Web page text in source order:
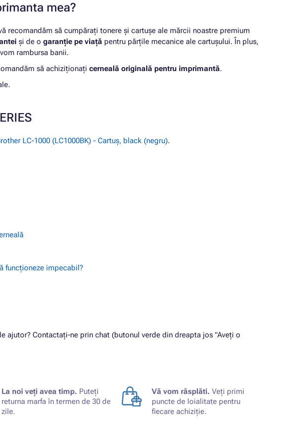
mea?
recomandăm să cumpărați tonere și cartușe ale mărcii noastre premium
și de o garanție pe viață pentru părțile mecanice ale cartușului. În plus,
rambursa banii.
să achiziționați cerneală originală pentru imprimantă.
LC-1000 (LC1000BK) - Cartuș, black (negru).
funcționeze impecabil?
ajutor? Contactați-ne prin chat (butonul verde din dreapta jos "Aveți o
La noi veți avea timp. Puteți
returna marfa în termen de 30 de
zile.
Vă vom răsplăti. Veți primi
puncte de loialitate pentru
fiecare achiziție.